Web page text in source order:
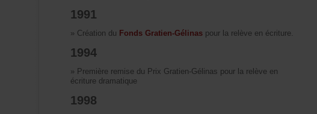
1991
»Créationdu FondsGratien-Gélinas pourlarelèveenécriture.
1994
» PremièreremiseduPrixGratien-Gélinaspourlarelèveen
écrituredramatique
1998